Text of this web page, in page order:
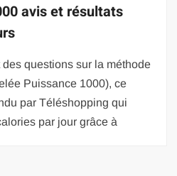
avis et résultats
questions sur la méthode
Puissance 1000), ce
par Téléshopping qui
par jour grâce à